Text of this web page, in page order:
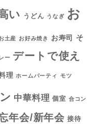
い うどん うなぎ お
土産 お好み焼き お寿司 そ
ー デートで使え
理 ホームパーティ モツ
中華料理 個室 合コン
年会/新年会 接待